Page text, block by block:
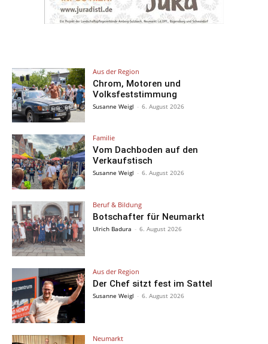
Aus der Region
Chrom, Motoren und
Volksfeststimmung
Susanne Weigl - 6. August 2026
Familie
Vom Dachboden auf den
Verkaufstisch
Susanne Weigl - 6. August 2026
Beruf & Bildung
Botschafter für Neumarkt
Ulrich Badura - 6. August 2026
Aus der Region
Der Chef sitzt fest im Sattel
Susanne Weigl - 6. August 2026
Neumarkt